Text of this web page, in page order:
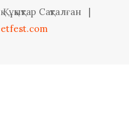
Сақталған
|